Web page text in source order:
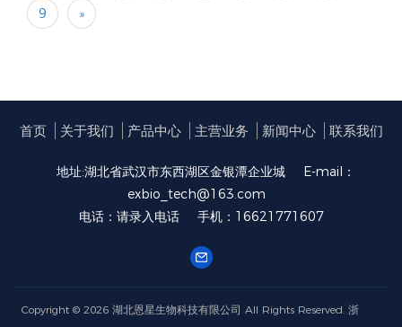
9
»
首页 关于我们 产品中心 主营业务 新闻中心 联系我们
地址:湖北省武汉市东西湖区金银潭企业城
E-mail：
exbio_tech@163.com
电话：请录入电话
手机：16621771607
Copyright © 2026 湖北恩星生物科技有限公司 All Rights Reserved. 浙